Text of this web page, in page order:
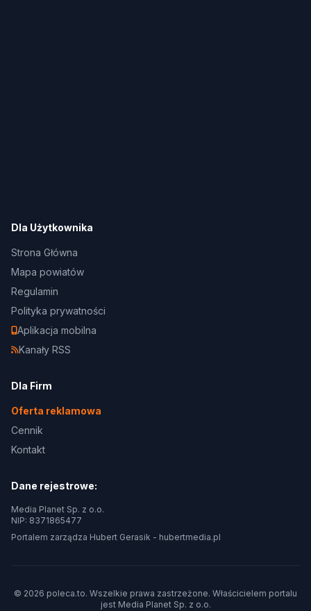
Dla Użytkownika
Strona Główna
Mapa powiatów
Regulamin
Polityka prywatności
Aplikacja mobilna
Kanały RSS
Dla Firm
Oferta reklamowa
Cennik
Kontakt
Dane rejestrowe:
Media Planet Sp. z o.o.
NIP: 8371865477
Portalem zarządza Hubert Gerasik - hubertmedia.pl
© 2026 poleca.to. Wszelkie prawa zastrzeżone. Właścicielem portalu
jest Media Planet Sp. z o.o.